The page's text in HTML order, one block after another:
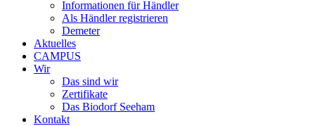
Informationen für Händler
Als Händler registrieren
Demeter
Aktuelles
CAMPUS
Wir
Das sind wir
Zertifikate
Das Biodorf Seeham
Kontakt